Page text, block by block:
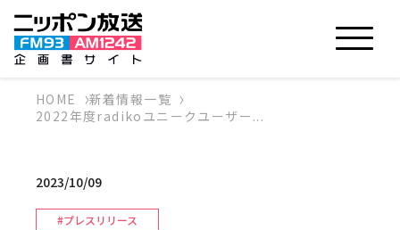
HOME
新着情報一覧
2022年度radikoユニークユーザー...
2023/10/09
#プレスリリース